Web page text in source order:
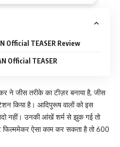
Official TEASER Review
Official TEASER
ने जीस तरीके का टीज़र बनाया है, जीस
किया है। आदिपुरूष वालों को इस
नहीं। उनकी आंखें शर्म से झुक गई तो
फिल्ममेकर ऐसा काम कर सकता है तो 600